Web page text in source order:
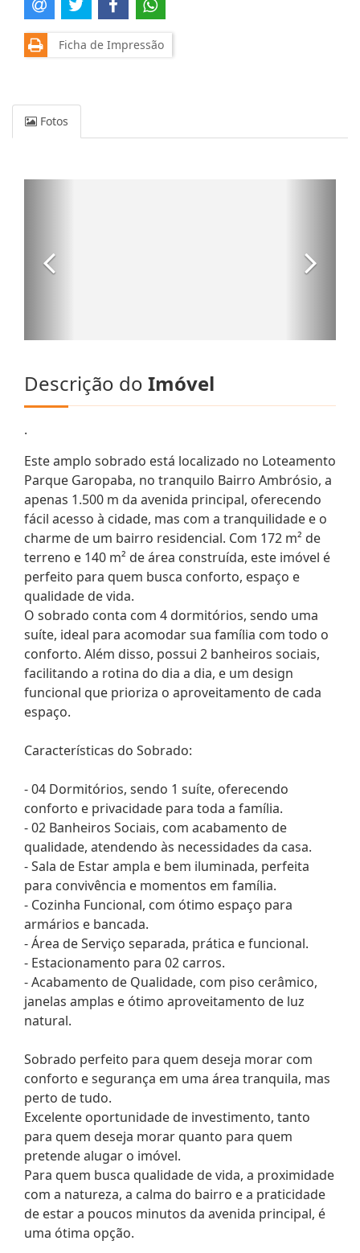
Ficha de Impressão
Fotos
Descrição do Imóvel
.
Este amplo sobrado está localizado no Loteamento
Parque Garopaba, no tranquilo Bairro Ambrósio, a
apenas 1.500 m da avenida principal, oferecendo
fácil acesso à cidade, mas com a tranquilidade e o
charme de um bairro residencial. Com 172 m² de
terreno e 140 m² de área construída, este imóvel é
perfeito para quem busca conforto, espaço e
qualidade de vida.
O sobrado conta com 4 dormitórios, sendo uma
suíte, ideal para acomodar sua família com todo o
conforto. Além disso, possui 2 banheiros sociais,
facilitando a rotina do dia a dia, e um design
funcional que prioriza o aproveitamento de cada
espaço.
Características do Sobrado:
- 04 Dormitórios, sendo 1 suíte, oferecendo
conforto e privacidade para toda a família.
- 02 Banheiros Sociais, com acabamento de
qualidade, atendendo às necessidades da casa.
- Sala de Estar ampla e bem iluminada, perfeita
para convivência e momentos em família.
- Cozinha Funcional, com ótimo espaço para
armários e bancada.
- Área de Serviço separada, prática e funcional.
- Estacionamento para 02 carros.
- Acabamento de Qualidade, com piso cerâmico,
janelas amplas e ótimo aproveitamento de luz
natural.
Sobrado perfeito para quem deseja morar com
conforto e segurança em uma área tranquila, mas
perto de tudo.
Excelente oportunidade de investimento, tanto
para quem deseja morar quanto para quem
pretende alugar o imóvel.
Para quem busca qualidade de vida, a proximidade
com a natureza, a calma do bairro e a praticidade
de estar a poucos minutos da avenida principal, é
uma ótima opção.